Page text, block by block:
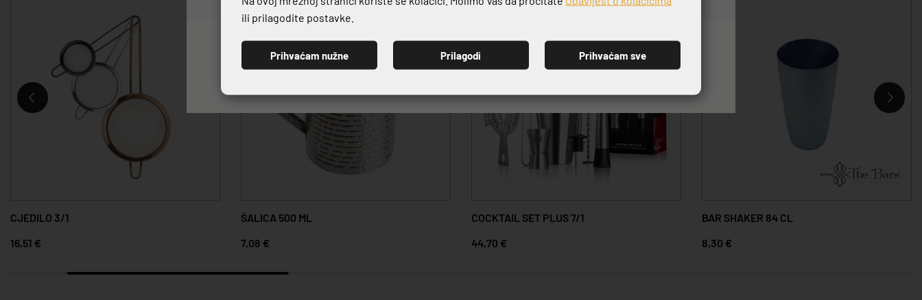
CJEDILO 3/1
16,51 €
ŠALICA 500 ML
7,08 €
COCKTAIL SET PLUS 7/1
44,70 €
BAR SHAKER 84 CL
8,30 €
PRIJAVI SE
ili prilagodite postavke.
Prihvaćam nužne Prilagodi Prihvaćam sve